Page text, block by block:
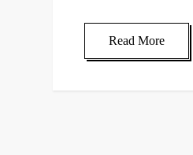
Read More